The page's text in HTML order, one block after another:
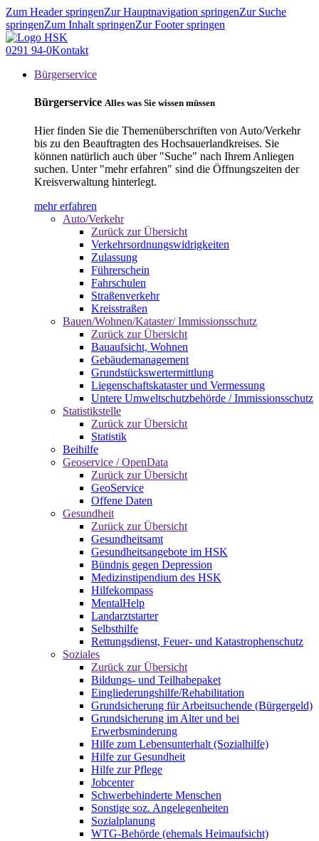
Zum Header springenZur Hauptnavigation springenZur Suche
springenZum Inhalt springenZur Footer springen
0291 94-0Kontakt
Bürgerservice
Bürgerservice Alles was Sie wissen müssen
Hier finden Sie die Themenüberschriften von Auto/Verkehr
bis zu den Beauftragten des Hochsauerlandkreises. Sie
können natürlich auch über "Suche" nach Ihrem Anliegen
suchen. Unter "mehr erfahren" sind die Öffnungszeiten der
Kreisverwaltung hinterlegt.
mehr erfahren
Auto/Verkehr
Zurück zur Übersicht
Verkehrsordnungswidrigkeiten
Zulassung
Führerschein
Fahrschulen
Straßenverkehr
Kreisstraßen
Bauen/Wohnen/Kataster/ Immissionsschutz
Zurück zur Übersicht
Bauaufsicht, Wohnen
Gebäudemanagement
Grundstückswertermittlung
Liegenschaftskataster und Vermessung
Untere Umweltschutzbehörde / Immissionsschutz
Statistikstelle
Zurück zur Übersicht
Statistik
Beihilfe
Geoservice / OpenData
Zurück zur Übersicht
GeoService
Offene Daten
Gesundheit
Zurück zur Übersicht
Gesundheitsamt
Gesundheitsangebote im HSK
Bündnis gegen Depression
Medizinstipendium des HSK
Hilfekompass
MentalHelp
Landarztstarter
Selbsthilfe
Rettungsdienst, Feuer- und Katastrophenschutz
Soziales
Zurück zur Übersicht
Bildungs- und Teilhabepaket
Eingliederungshilfe/Rehabilitation
Grundsicherung für Arbeitsuchende (Bürgergeld)
Grundsicherung im Alter und bei
Erwerbsminderung
Hilfe zum Lebensunterhalt (Sozialhilfe)
Hilfe zur Gesundheit
Hilfe zur Pflege
Jobcenter
Schwerbehinderte Menschen
Sonstige soz. Angelegenheiten
Sozialplanung
WTG-Behörde (ehemals Heimaufsicht)